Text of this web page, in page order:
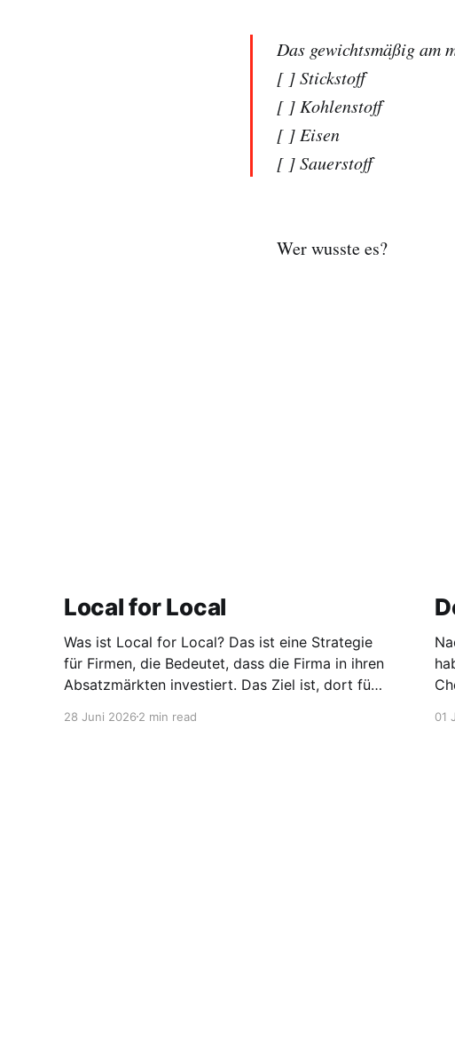
Das gewichtsmäßig am
[ ] Stickstoff
[ ] Kohlenstoff
[ ] Eisen
[ ] Sauerstoff
Wer wusste es?
Local for Local
Was ist Local for Local? Das ist eine Strategie
für Firmen, die Bedeutet, dass die Firma in ihren
Absatzmärkten investiert. Das Ziel ist, dort für
entwickeln. Diese Strategie ist von Toyota
28 Juni 2026 2 min read 01